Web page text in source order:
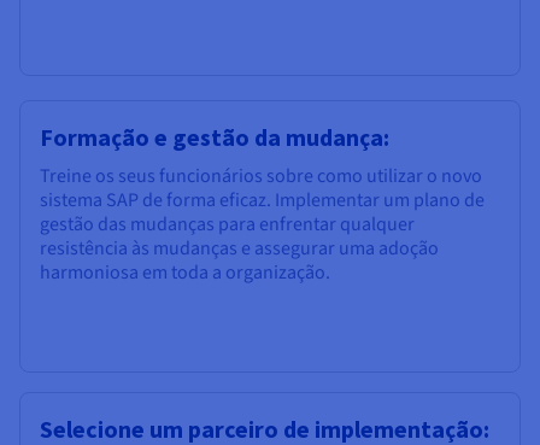
Formação e gestão da mudança:
Treine os seus funcionários sobre como utilizar o novo
sistema SAP de forma eficaz. Implementar um plano de
gestão das mudanças para enfrentar qualquer
resistência às mudanças e assegurar uma adoção
harmoniosa em toda a organização.
Selecione um parceiro de implementação: